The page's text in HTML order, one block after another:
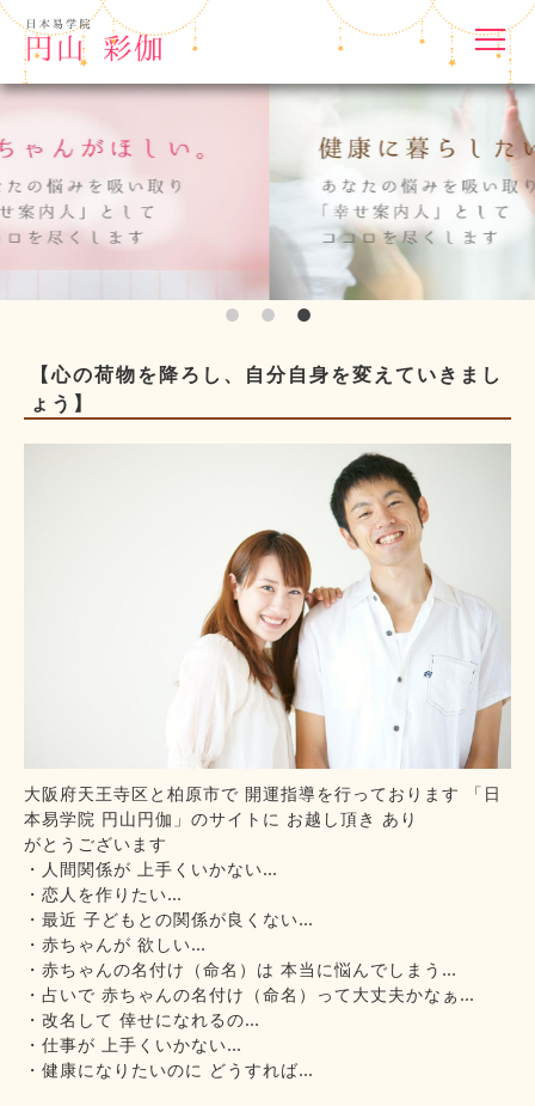
【心の荷物を降ろし、自分自身を変えていきまし
ょう】
大阪府天王寺区と柏原市で 開運指導を行っております 「日
本易学院 円山円伽」のサイトに お越し頂き あり
がとうございます
・人間関係が 上手くいかない…
・恋人を作りたい…
・最近 子どもとの関係が良くない…
・赤ちゃんが 欲しい…
・赤ちゃんの名付け（命名）は 本当に悩んでしまう…
・占いで 赤ちゃんの名付け（命名）って大丈夫かなぁ…
・改名して 倖せになれるの…
・仕事が 上手くいかない…
・健康になりたいのに どうすれば…